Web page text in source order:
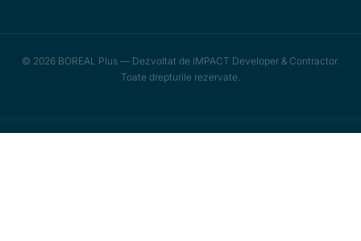
© 2026 BOREAL Plus — Dezvoltat de IMPACT Developer & Contractor.
Toate drepturile rezervate.